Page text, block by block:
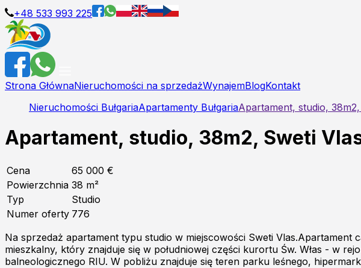
+48 533 993 225
Strona GłównaNieruchomości na sprzedażWynajemBlogKontakt
Nieruchomości BułgariaApartamenty BułgariaApartament, studio,
Apartament, studio, 38m2, Sweti
Cena
65 000 €
Powierzchnia 38 m²
Typ
Studio
Numer oferty 776
Na sprzedaż apartament typu studio w miejscowości Sweti
mieszkalny, który znajduje się w południowej części kurortu Św. Włas - w
balneologicznego RIU. W pobliżu znajduje się teren parku leśnego,